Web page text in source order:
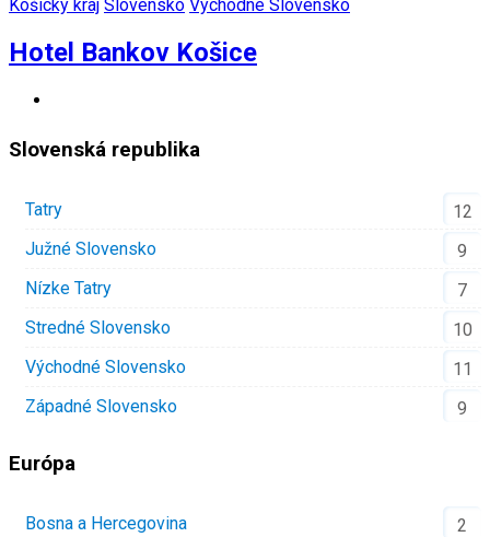
Košický kraj Slovensko Východné Slovensko
Hotel Bankov Košice
Slovenská republika
Tatry
12
Južné Slovensko
9
Nízke Tatry
7
Stredné Slovensko
10
Východné Slovensko
11
Západné Slovensko
9
Európa
Bosna a Hercegovina
2